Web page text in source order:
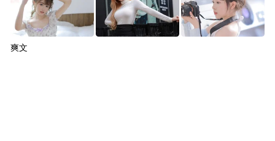
爽文